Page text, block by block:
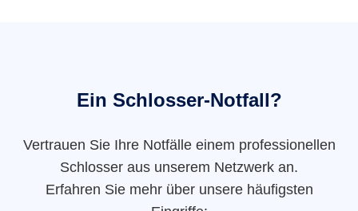
Ein Schlosser-Notfall?
Vertrauen Sie Ihre Notfälle einem professionellen
Schlosser aus unserem Netzwerk an.
Erfahren Sie mehr über unsere häufigsten